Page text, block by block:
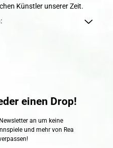
Künstler unserer Zeit.
einen Drop!
an um keine
und mehr von Rea